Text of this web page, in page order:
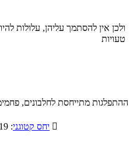
טעויות
ההתפלגות מתייחסת לחלבונים,
יחס קטוגני 